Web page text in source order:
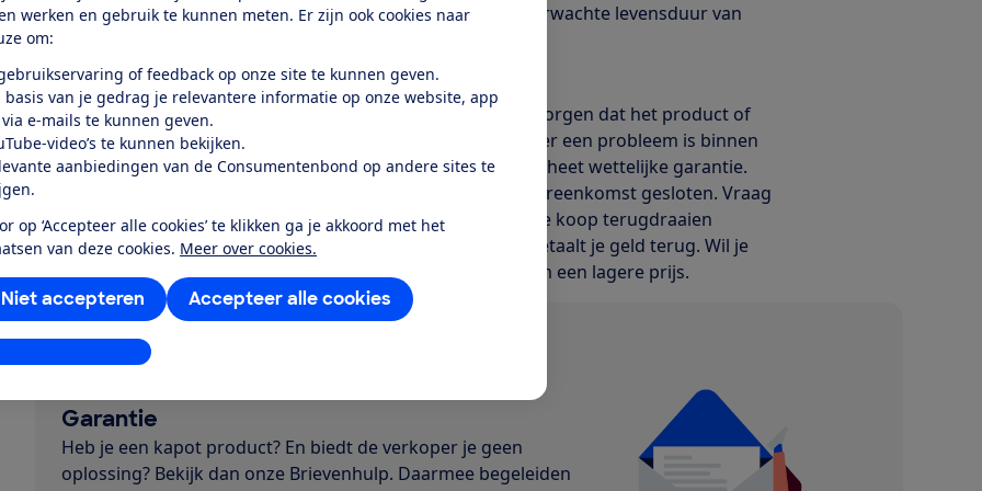
werken en gebruik te kunnen meten. Er zijn ook cookies naar
om:
of feedback op onze site te kunnen geven.
basis van je gedrag je relevantere informatie op onze website, app
e-mails te kunnen geven.
video’s te kunnen bekijken.
aanbiedingen van de Consumentenbond op andere sites te
op ‘Accepteer alle cookies’ te klikken ga je akkoord met het
van deze cookies. Meer over cookies.
Accepteer alle cookies
Niet accepteren
aanpassen
dienst en welke verwachtingen je hiervan mag hebben. De verwachte levensduur van
een product speelt hierbij een rol.
Garantie
Hoe zit het met de garantie op software? De verkoper moet zorgen dat het product of
de digitale dienst werkt zolang je deze normaal gebruikt. Als er een probleem is binnen
de verwachte levensduur moet de verkoper het oplossen. Dit heet wettelijke garantie.
Ga in gesprek met de verkoper. Je hebt met hem een koopovereenkomst gesloten. Vraag
hem het probleem op te lossen. Doet hij dit niet, dan kun je de koop terugdraaien
(ontbinden). Je geeft het product dan terug en de verkoper betaalt je geld terug. Wil je
het slechte product toch liever houden? Dan kun je vragen om een lagere prijs.
Voorbeeldbrief
Garantie
Heb je een kapot product? En biedt de verkoper je geen
oplossing? Bekijk dan onze Brievenhulp. Daarmee begeleiden